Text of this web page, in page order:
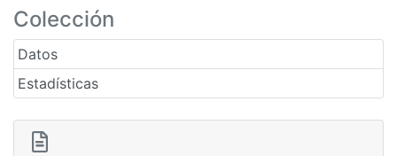
Colección
Datos
Estadísticas